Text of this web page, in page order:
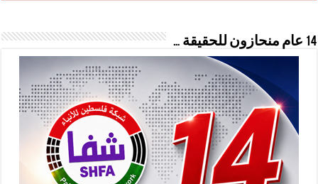
14 عام منحازون للحقيقة …